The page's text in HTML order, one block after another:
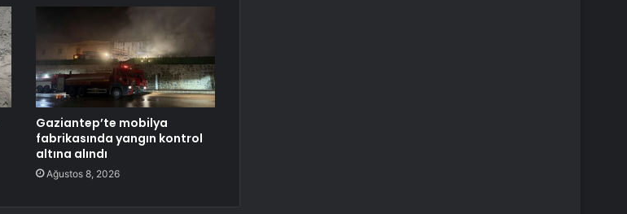
Gaziantep’te mobilya
fabrikasında yangın kontrol
altına alındı
Ağustos 8, 2026